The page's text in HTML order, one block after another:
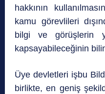
hakkının
kamu görevlileri
bilgi ve görüşlerin
kapsayabileceğinin
Üye devletleri işbu
birlikte, en geniş